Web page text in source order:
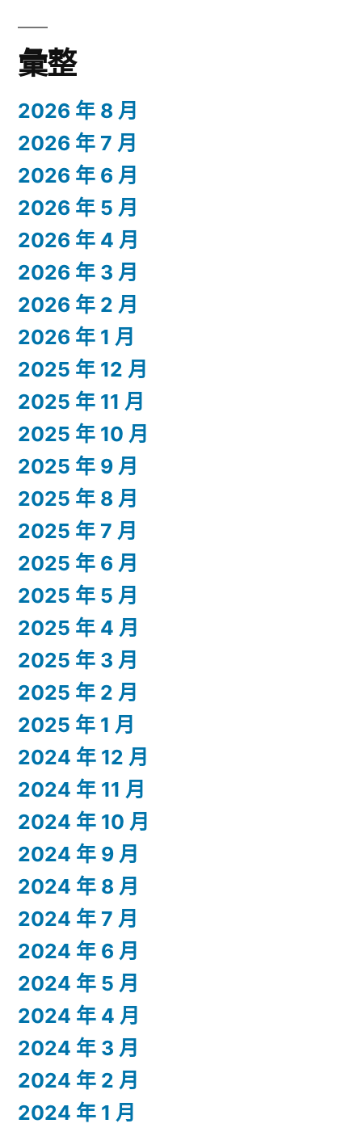
彙整
2026 年 8 月
2026 年 7 月
2026 年 6 月
2026 年 5 月
2026 年 4 月
2026 年 3 月
2026 年 2 月
2026 年 1 月
2025 年 12 月
2025 年 11 月
2025 年 10 月
2025 年 9 月
2025 年 8 月
2025 年 7 月
2025 年 6 月
2025 年 5 月
2025 年 4 月
2025 年 3 月
2025 年 2 月
2025 年 1 月
2024 年 12 月
2024 年 11 月
2024 年 10 月
2024 年 9 月
2024 年 8 月
2024 年 7 月
2024 年 6 月
2024 年 5 月
2024 年 4 月
2024 年 3 月
2024 年 2 月
2024 年 1 月